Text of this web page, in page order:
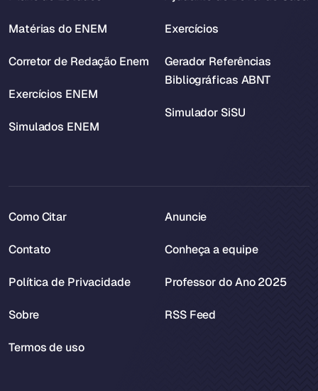
Matérias do ENEM
Corretor de Redação Enem
Exercícios ENEM
Simulados ENEM
Exercícios
Gerador Referências
Bibliográficas ABNT
Simulador SiSU
Como Citar
Contato
Política de Privacidade
Sobre
Termos de uso
Anuncie
Conheça a equipe
Professor do Ano 2025
RSS Feed